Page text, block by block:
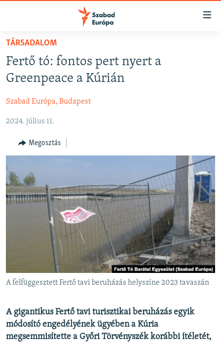
Akadálymentes
Ugrás
fő
oldalra
Ugrás
PODCASTOK
VIDEÓK
ELEMZŐ
NER15
TÁRSADALOM
DEMOKRÁCIA
A PÉNZ NYOMÁBAN
EURÓPAI UNIÓ
KLÍMAVÁLTOZÁS
A MÚLT TANULSÁGAI
KÖVESSEN MINKET!
TÁRSADALOM
Fertő tó: fontos pert nyert a
Greenpeace a Kúrián
Szabad Európa, Budapest
2024. július 11.
Megosztás
A felfüggesztett Fertő tavi beruházás helyszíne 2023 tavaszán
A gigantikus Fertő tavi turisztikai beruházás egyik
módosító engedélyének ügyében a Kúria
megsemmisítette a Győri Törvényszék korábbi ítéletét,